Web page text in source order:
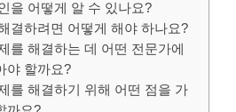
을 어떻게 알 수 있나요?
결하려면 어떻게 해야 하나요?
를 해결하는 데 어떤 전문가에
야 할까요?
를 해결하기 위해 어떤 점을 가